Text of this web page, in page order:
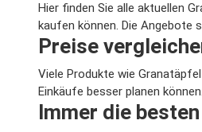
Hier finden Sie alle aktuellen
kaufen können. Die Angebote
Preise
Viele Produkte wie
Einkäufe besser planen
Immer die